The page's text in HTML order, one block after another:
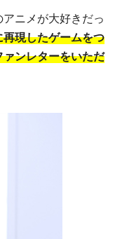
ニメが大好きだっ
現したゲームをつ
ンレターをいただ